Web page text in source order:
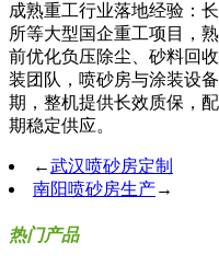
成熟重工行业落地经验：
所等大型国企重工项目，
前优化负压除尘、砂料回
装团队，喷砂房与涂装设
期，整机提供长效质保，
期稳定供应。
←武汉喷砂房定制
南阳喷砂房生产→
热门产品